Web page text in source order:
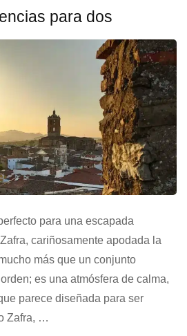
para dos
para una escapada
cariñosamente apodada la
más que un conjunto
es una atmósfera de calma,
parece diseñada para ser
Zafra, …